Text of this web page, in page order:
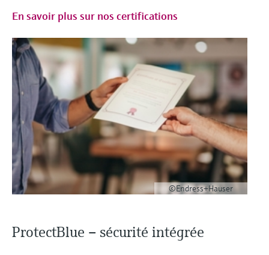
En savoir plus sur nos certifications
©Endress+Hauser
ProtectBlue – sécurité intégrée